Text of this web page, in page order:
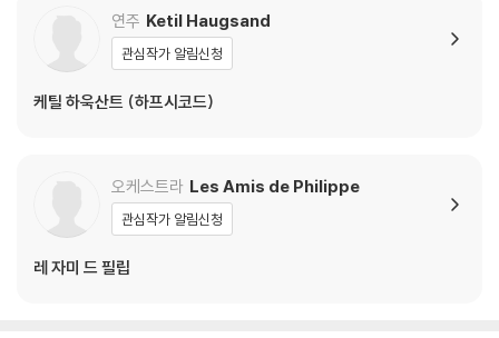
크리스토프 라데만 / 드
레스덴 실내합창단
arpsichord & Triple
연주 Ketil Haugsand
관심작가 알림신청
케틸 하욱산트 (하프시코드)
오케스트라 Les Amis de Philippe
관심작가 알림신청
레 자미 드 필립